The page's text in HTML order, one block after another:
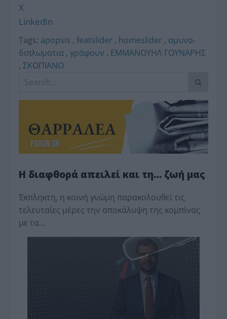
X
LinkedIn
Tags: apopsis ,featslider , homeslider , αμυνα-
διπλωματια ,γράφουν , ΕΜΜΑΝΟΥΗΛ ΓΟΥΝΑΡΗΣ
,ΣΚΟΠΙΑΝΟ
Η διαφθορά απειλεί και τη… ζωή μας
Έκπληκτη, η κοινή γνώμη παρακολουθεί τις
τελευταίες μέρες την αποκάλυψη της κο­μπίνας
με τα…